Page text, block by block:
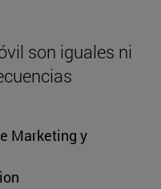
son iguales ni
Marketing y